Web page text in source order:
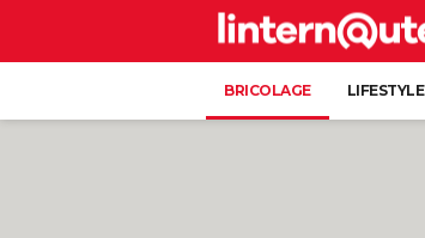
BRICOLAGE LIFESTYLE